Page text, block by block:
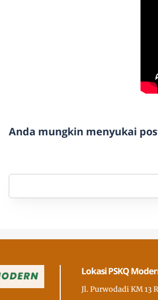
Anda mungkin menyukai
Lokasi PSKQ
Jl. Purwodadi KM 13